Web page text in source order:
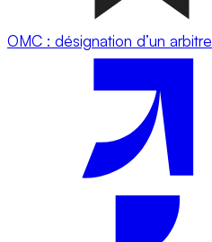
OMC : désignation d’un arbitre